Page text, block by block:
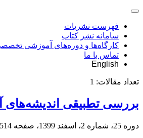
فهرست نشریات
سامانه نشر کتاب
کارگاه‌ها و دوره‌های آموزشی
تماس با ما
English
تعداد مقالات: 1
بررسی تطبیقی اندیشه‌های
دوره 25، شماره 2، اسفند 1399، صفحه 514-539